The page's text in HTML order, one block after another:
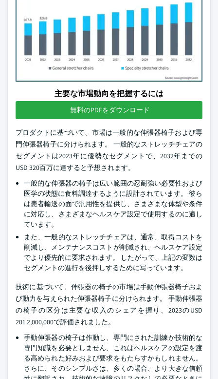
主要な市場動向を把握するには
無料のPDFをダウンロード
プロダクトに基づいて、市場は一般的な伸張器椅子および専
門伸張器椅子に分けられます。 一般的なストレッチチェアの
セグメントは2023年に優勢なセグメントで、2032年までの
USD 320百万に達すると予想されます。
一般的な伸張器の椅子は広い範囲の忍耐強い必要性および
医学の状態に食料調達するように設計されています。 彼ら
は患者輸送の面で汎用性を提供し、さまざまな体型や条件
に対応し、さまざまなヘルスケア設定で使用するのに適し
ています。
また、一般的なストレッチチェアは、通常、取得コストを
削減し、メンテナンスコストが削減され、ヘルスケア設定
でより優先的に要求されます。 したがって、上記の変数は
セグメントの進行を後押しするために写っています。
技術に基づいて、伸張器の椅子の市場は手動伸張器椅子およ
び動力を与えられた伸張器椅子に分けられます。 手動伸張器
の椅子の区分は主要な収入のシェアを握り、2023のUSD
201.2,000,000で評価されました。
手動伸張器の椅子は作動し、専門にされた訓練か技術的な
専門知識を必要としません、これはヘルスケアの設定を渡
る高められた好みおよび要求をもたらすかもしれません。
さらに、そのシンプルさは、多くの場合、より大きな信頼